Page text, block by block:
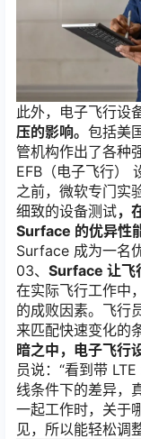
此外，电子飞行设
压的影响。 包括美
管机构作出了各种
EFB（电子飞行）
之前，微软专门实
细致的设备测试，
Surface 的优异性
Surface 成为一名
03、 Surface 让飞
在实际飞行工作中
的成败因素。飞行
来匹配快速变化的
暗之中，电子飞行
员说：“看到带
线条件下的差异，
一起工作时，关于
见，所以能轻松调